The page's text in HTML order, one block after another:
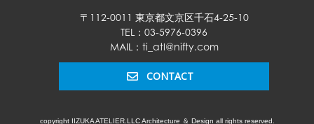
〒112-0011 東京都文京区千石4-25-10
TEL：03-5976-0396
MAIL：ti_atl@nifty.com
CONTACT
copyright IIZUKA ATELIER.LLC Architecture ＆ Design all rights reserved.